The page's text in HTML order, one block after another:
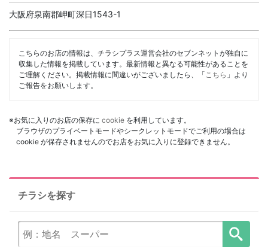
大阪府泉南郡岬町深日1543-1
こちらのお店の情報は、チラシプラス運営会社のセブンネットが独自に
収集した情報を掲載しています。最新情報と異なる可能性があることを
ご理解ください。掲載情報に間違いがございましたら、「 こちら 」より
ご報告をお願いします。
※お気に入りのお店の保存に cookie を利用しています。
ブラウザのプライベートモードやシークレットモードでご利用の場合は
cookie が保存されませんのでお店をお気に入りに登録できません。
チラシを探す